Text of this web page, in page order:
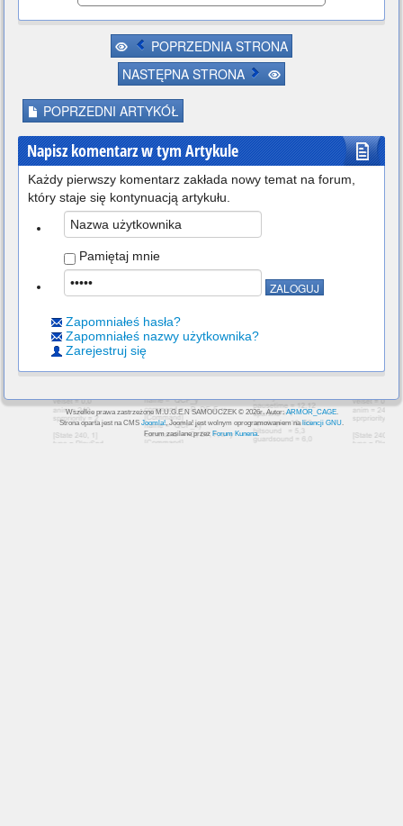
rugi walczy dalej sam.
;Konfiguracja motywów:
;Wpisz ścieżkę do pliku odpowied
zialnego za motyw (system.def).
;Możesz używać kilku motywów zam
iennie poprzedzając wpisy znakiem
";",
;i usuwając znak kiedy chcesz uż
ywać konkretnego motywu.
;Jednak to tylko jedna z możliwo
ści.
;motif = data/kfm/system.def
;motif = data/big/system.def
motif = data/mugen1/system.def
POPRZEDNIA STRONA
NASTĘPNA STRONA
POPRZEDNI ARTYKÓŁ
Napisz komentarz w tym Artykule
Każdy pierwszy komentarz zakłada nowy temat na forum,
który staje się kontynuacją artykułu.
Pamiętaj mnie
Zapomniałeś hasła?
Zapomniałeś nazwy użytkownika?
Zarejestruj się
Wszelkie prawa zastrzeżone M.U.G.E.N SAMOUCZEK © 2026r. Autor:ARMOR_CAGE.
Strona oparta jest na CMS Joomla!, Joomla! jest wolnym oprogramowaniem na licencji GNU.
Forum zasilane przez Forum Kunena.